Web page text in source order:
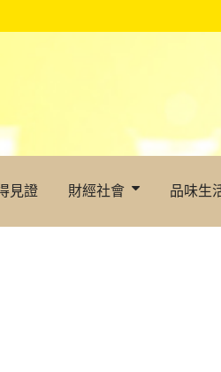
見證 財經社會 品味生